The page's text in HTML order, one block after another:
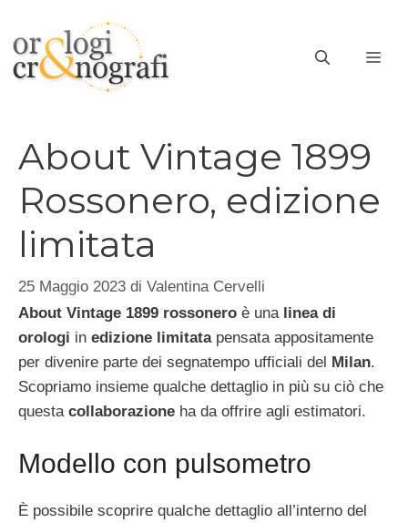
contenuto
About Vintage 1899
Rossonero, edizione
limitata
25 Maggio 2023 di Valentina Cervelli
About Vintage 1899 rossonero è una linea di
orologi in edizione limitatapensata appositamente
per divenire parte dei segnatempo ufficiali del Milan.
Scopriamo insieme qualche dettaglio in più su ciò che
questa collaborazione ha da offrire agli estimatori.
Modello con pulsometro
È possibile scoprire qualche dettaglio all’interno del